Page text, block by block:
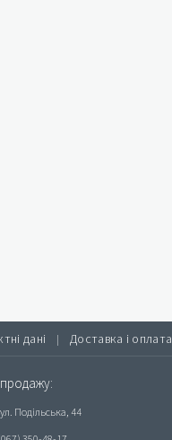
дані | Доставка і оплата
продажу:
Подільська, 44